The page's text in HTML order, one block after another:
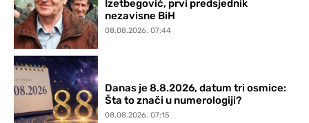
Izetbegović, prvi predsjednik
nezavisne BiH
08.08.2026. 07:44
Danas je 8.8.2026, datum tri osmice:
Šta to znači u numerologiji?
08.08.2026. 07:15